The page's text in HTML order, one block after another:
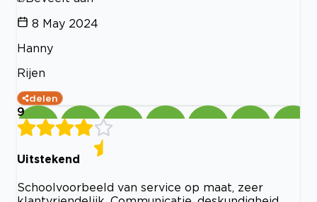
8 May 2024
Hanny
Rijen
delen
9
Uitstekend
Schoolvoorbeeld van service op maat, zeer